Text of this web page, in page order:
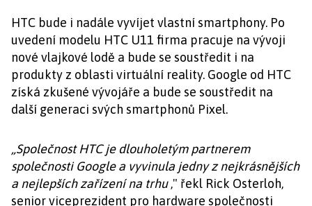
HTC bude i nadále vyvíjet vlastní smartphony. Po
uvedení modelu HTC U11 firma pracuje na vývoji
nové vlajkové lodě a bude se soustředit i na
produkty z oblasti virtuální reality. Google od HTC
získá zkušené vývojáře a bude se soustředit na
další generaci svých smartphonů Pixel.
„Společnost HTC je dlouholetým partnerem
společnosti Google a vyvinula jedny z nejkrásnějších
a nejlepších zařízení na trhu," řekl Rick Osterloh,
senior viceprezident pro hardware společnosti